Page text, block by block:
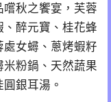
秋之饗宴，芙蓉
醉元寶、桂花蜂
女蟳、蔥烤蝦籽
粉鍋、天然蔬果
銀耳湯。